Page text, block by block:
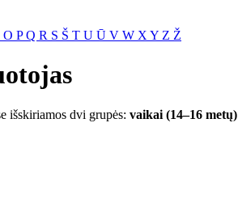
O PQ R S Š T U Ū V W X Y Z Ž
išskiriamos dvi grupės: vaikai (14–16 metų)